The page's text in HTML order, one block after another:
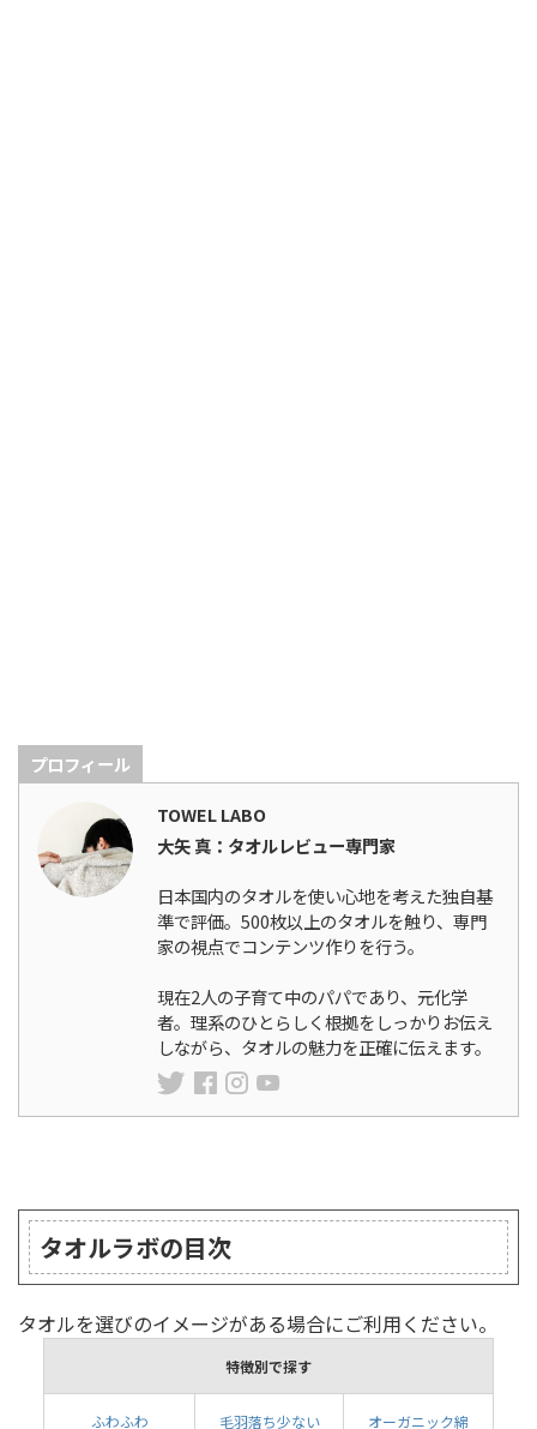
プロフィール
TOWEL LABO
大矢 真：タオルレビュー専門家
日本国内のタオルを使い心地を考えた独自基
準で評価。500枚以上のタオルを触り、専門
家の視点でコンテンツ作りを行う。
現在2人の子育て中のパパであり、元化学
者。理系のひとらしく根拠をしっかりお伝え
しながら、タオルの魅力を正確に伝えます。
タオルラボの目次
タオルを選びのイメージがある場合にご利用ください。
特徴別で探す
ふわふわ 毛羽落ち少ない オーガニック綿